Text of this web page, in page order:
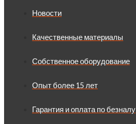
Новости
Качественные материалы
Собственное оборудование
Опыт более 15 лет
Гарантия и оплата по безналу